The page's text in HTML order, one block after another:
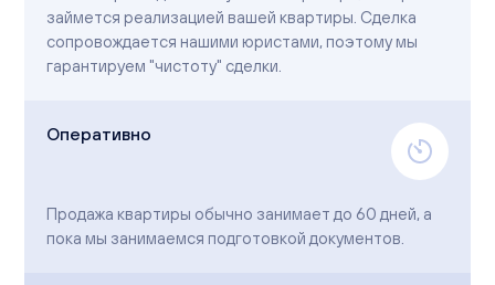
займется реализацией вашей квартиры. Сделка
сопровождается нашими юристами, поэтому мы
гарантируем "чистоту" сделки.
Оперативно
Продажа квартиры обычно занимает до 60 дней, а
пока мы занимаемся подготовкой документов.